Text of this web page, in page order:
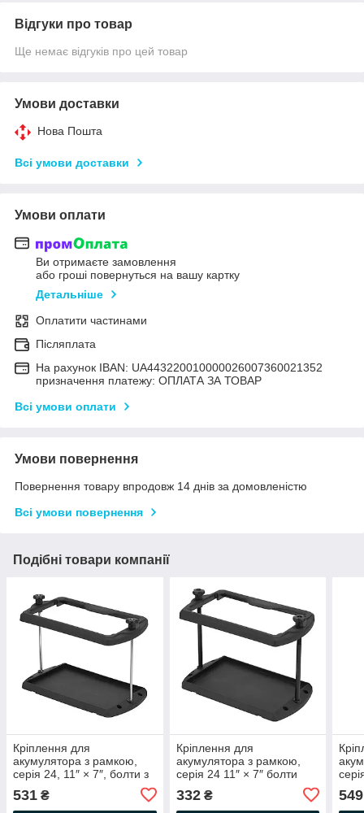
Відгуки про товар
Ще немає відгуків про цей товар
Умови доставки
Нова Пошта
Всі умови доставки
Умови оплати
Ви отримаєте замовлення
або гроші повернуться на вашу картку
Детальніше
Оплатити частинами
Післяплата
На рахунок IBAN: UA443220010000026007360021352
призначення платежу: ОПЛАТА ЗА ТОВАР
Всі умови оплати
Умови повернення
Повернення товару впродовж 14 днів за домовленістю
Всі умови повернення
Подібні товари компанії
Кріплення для
акумулятора з рамкою,
серія 24, 11″ × 7″, болти з
нержавіючої сталі C87011
531 ₴
Кріплення для
акумулятора з рамкою,
серія 24 11″ × 7″ болти
332₴ 549